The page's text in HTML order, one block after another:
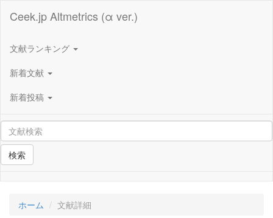
Ceek.jp Altmetrics (α ver.)
文献ランキング
新着文献
新着投稿
検索
ホーム 文献詳細